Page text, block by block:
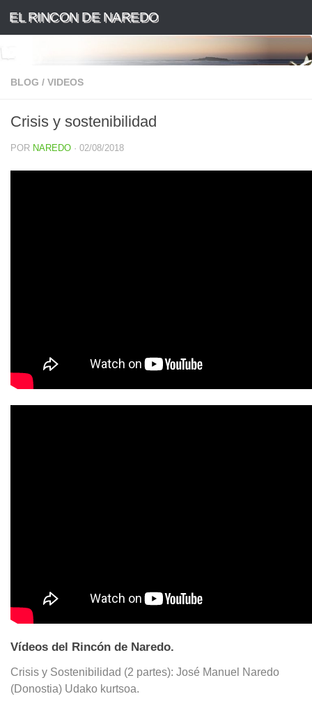
Saltar al contenido
EL RINCON DE NAREDO
BLOG / VIDEOS
Crisis y sostenibilidad
POR NAREDO · 02/08/2018
Vídeos del Rincón de Naredo.
Crisis y Sostenibilidad (2 partes): José Manuel Naredo
(Donostia) Udako kurtsoa.